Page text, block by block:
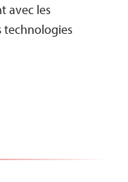
avec les
technologies